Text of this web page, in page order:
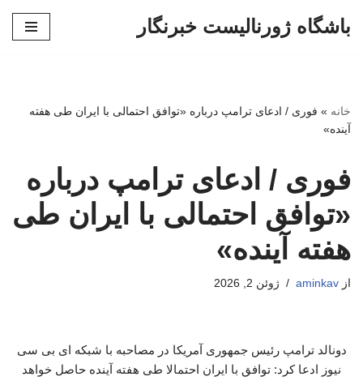
باشگاه ژورنالیست خبرنگار
خانه » فوری / ادعای ترامپ درباره «توافق احتمالی با ایران طی هفته
آینده»
فوری / ادعای ترامپ درباره
«توافق احتمالی با ایران طی
هفته آینده»
از aminkav ژوئن 2, 2026
دونالد ترامپ رئیس جمهوری آمریکا در مصاحبه با شبکه ای بی سی
نیوز ادعا کرد: توافق با ایران احتمالا طی هفته آینده حاصل خواهد